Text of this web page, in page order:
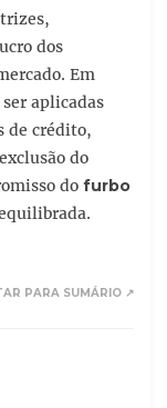
dos
Em
aplicadas
de crédito,
do
do furbo
PARA SUMÁRIO ↗